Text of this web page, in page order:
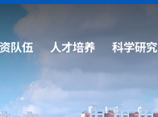
队伍 人才培养 科学研究